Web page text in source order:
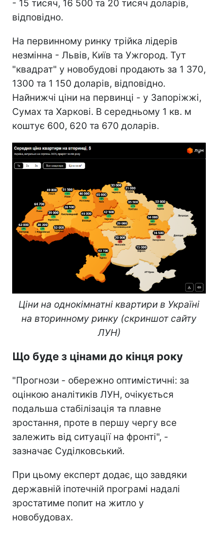
- 15 тисяч, 16 500 та 20 тисяч доларів,
відповідно.
На первинному ринку трійка лідерів
незмінна - Львів, Київ та Ужгород. Тут
"квадрат" у новобудові продають за 1 370,
1300 та 1 150 доларів, відповідно.
Найнижчі ціни на первинці - у Запоріжжі,
Сумах та Харкові. В середньому 1 кв. м
коштує 600, 620 та 670 доларів.
Ціни на однокімнатні квартири в Україні
на вторинному ринку (скриншот сайту
ЛУН)
Що буде з цінами до кінця року
"Прогнози - обережно оптимістичні: за
оцінкою аналітиків ЛУН, очікується
подальша стабілізація та плавне
зростання, проте в першу чергу все
залежить від ситуації на фронті", -
зазначає Суділковський.
При цьому експерт додає, що завдяки
державній іпотечній програмі надалі
зростатиме попит на житло у
новобудовах.